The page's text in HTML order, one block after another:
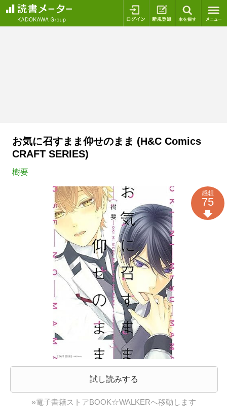
ログイン 新規登録
お気に召すまま仰せのまま (H&C Comics
CRAFT SERIES)
樹要
試し読みする
※電子書籍ストアBOOK☆WALKERへ移動します
感想
75